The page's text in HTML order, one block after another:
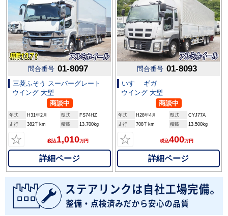
問合番号 01-8097
三菱ふそう スーパーグレート
ウイング 大型
商談中
年式 H31年2月 型式
FS74HZ
走行
382千km 積載 13,700kg
☆ 税込1,010万円
詳細ページ
問合番号 01-8093
いすゞ ギガ
ウイング 大型
商談中
年式 H28年4月 型式
CYJ77A
走行
708千km 積載 13,500kg
☆ 税込400万円
詳細ページ